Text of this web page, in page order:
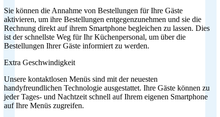
Sie können die Annahme von Bestellungen für Ihre Gäste
aktivieren, um ihre Bestellungen entgegenzunehmen und sie die
Rechnung direkt auf ihrem Smartphone begleichen zu lassen. Dies
ist der schnellste Weg für Ihr Küchenpersonal, um über die
Bestellungen Ihrer Gäste informiert zu werden.
Extra Geschwindigkeit
Unsere kontaktlosen Menüs sind mit der neuesten
handyfreundlichen Technologie ausgestattet. Ihre Gäste können zu
jeder Tages- und Nachtzeit schnell auf Ihrem eigenen Smartphone
auf Ihre Menüs zugreifen.